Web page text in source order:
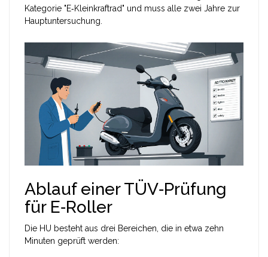
Kategorie "E‑Kleinkraftrad" und muss alle zwei Jahre zur
Hauptuntersuchung.
Ablauf einer TÜV‑Prüfung
für E‑Roller
Die HU besteht aus drei Bereichen, die in etwa zehn
Minuten geprüft werden: